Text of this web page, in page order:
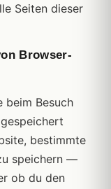
Seiten dieser
Browser-
beim Besuch
bestimmte
speichern —
ob du den